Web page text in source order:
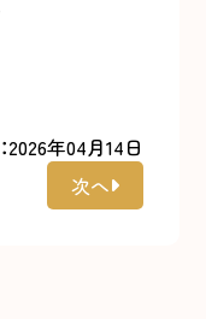
2026年04月14日
次へ